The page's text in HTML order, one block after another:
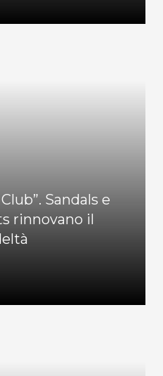
Sandals e
rinnovano il